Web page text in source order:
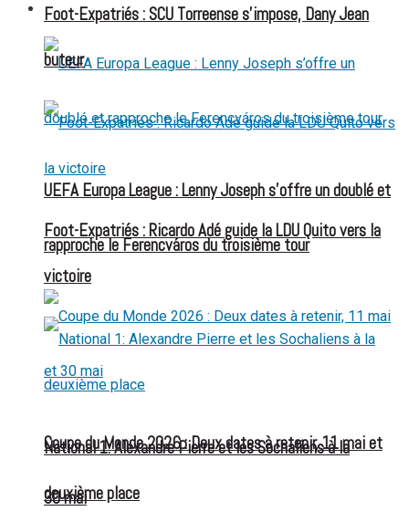
FOOT EXPATRIÉS
UEFA Europa League : Lenny Joseph s’offre un doublé et
rapproche le Ferencváros du troisième tour
Coupe du Monde 2026 : Deux dates à retenir, 11 mai et
30 mai
Foot-Expatriés : SCU Torreense s’impose, Dany Jean
buteur
Foot-Expatriés : Ricardo Adé guide la LDU Quito vers la
victoire
National 1: Alexandre Pierre et les Sochaliens à la
deuxième place